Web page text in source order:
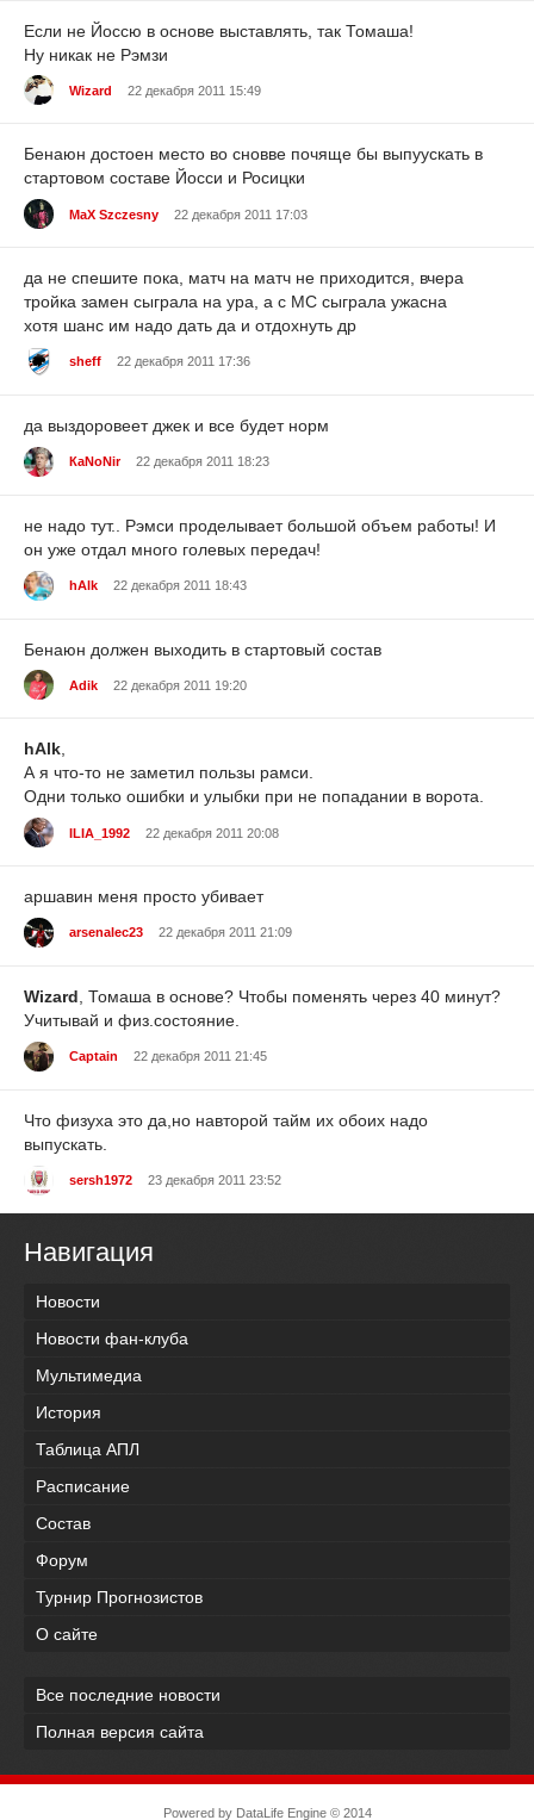
Если не Йоссю в основе выставлять, так Томаша!
Ну никак не Рэмзи
Wizard 22 декабря 2011 15:49
Бенаюн достоен место во сновве почяще бы выпуускать в
стартовом составе Йосси и Росицки
MaX Szczesny 22 декабря 2011 17:03
да не спешите пока, матч на матч не приходится, вчера
тройка замен сыграла на ура, а с МС сыграла ужасна
хотя шанс им надо дать да и отдохнуть др
sheff 22 декабря 2011 17:36
да выздоровеет джек и все будет норм
КаNoNir 22 декабря 2011 18:23
не надо тут.. Рэмси проделывает большой объем работы! И
он уже отдал много голевых передач!
hAlk 22 декабря 2011 18:43
Бенаюн должен выходить в стартовый состав
Adik 22 декабря 2011 19:20
hAlk,
А я что-то не заметил пользы рамси.
Одни только ошибки и улыбки при не попадании в ворота.
ILIA_1992 22 декабря 2011 20:08
аршавин меня просто убивает
arsenalec23 22 декабря 2011 21:09
Wizard , Томаша в основе? Чтобы поменять через 40 минут?
Учитывай и физ.состояние.
Captain 22 декабря 2011 21:45
Что физуха это да,но навторой тайм их обоих надо
выпускать.
sersh1972 23 декабря 2011 23:52
Навигация
Новости
Новости фан-клуба
Мультимедиа
История
Таблица АПЛ
Расписание
Состав
Форум
Турнир Прогнозистов
О сайте
Все последние новости
Полная версия сайта
Powered by DataLife Engine© 2014